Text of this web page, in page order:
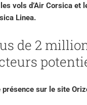
vols d’Air Corsica et
Linea.
de 2
présence sur le site